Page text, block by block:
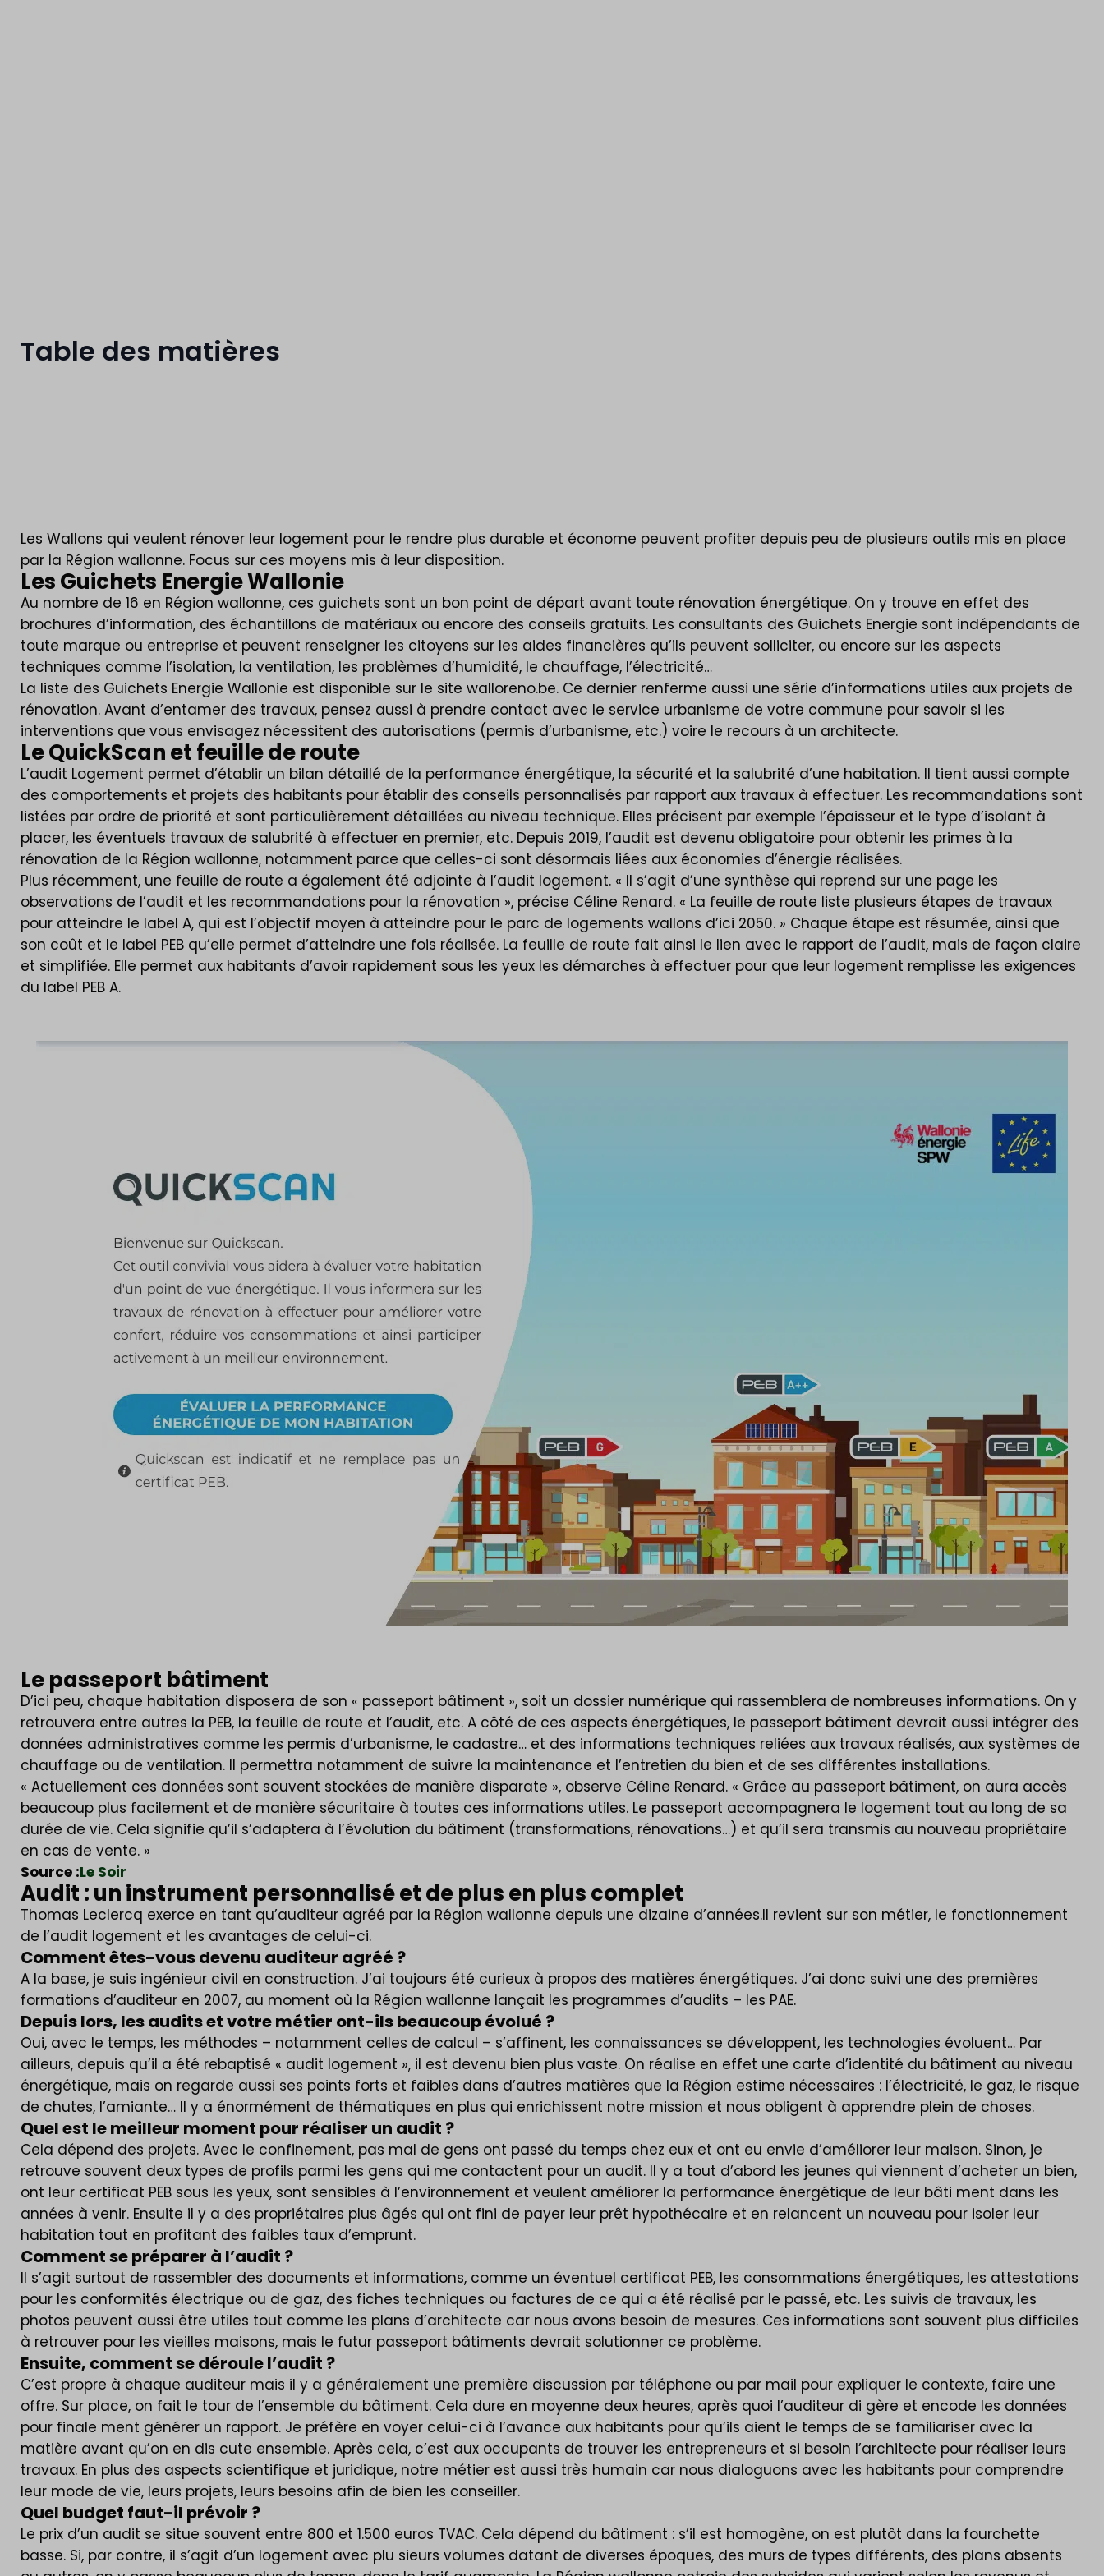
Table des matières
Les Wallons qui veulent rénover leur logement pour le rendre plus durable et économe peuvent profiter depuis peu de plusieurs outils mis en place
par la Région wallonne. Focus sur ces moyens mis à leur disposition.
Les Guichets Energie Wallonie
Au nombre de 16 en Région wallonne, ces guichets sont un bon point de départ avant toute rénovation énergétique. On y trouve en effet des
brochures d’information, des échantillons de matériaux ou encore des conseils gratuits. Les consultants des Guichets Energie sont indépendants de
toute marque ou entreprise et peuvent renseigner les citoyens sur les aides financières qu’ils peuvent solliciter, ou encore sur les aspects
techniques comme l’isolation, la ventilation, les problèmes d’humidité, le chauffage, l’électricité…
La liste des Guichets Energie Wallonie est disponible sur le site walloreno.be. Ce dernier renferme aussi une série d’informations utiles aux projets de
rénovation. Avant d’entamer des travaux, pensez aussi à prendre contact avec le service urbanisme de votre commune pour savoir si les
interventions que vous envisagez nécessitent des autorisations (permis d’urbanisme, etc.) voire le recours à un architecte.
Le QuickScan et feuille de route
L’audit Logement permet d’établir un bilan détaillé de la performance énergétique, la sécurité et la salubrité d’une habitation. Il tient aussi compte
des comportements et projets des habitants pour établir des conseils personnalisés par rapport aux travaux à effectuer. Les recommandations sont
listées par ordre de priorité et sont particulièrement détaillées au niveau technique. Elles précisent par exemple l’épaisseur et le type d’isolant à
placer, les éventuels travaux de salubrité à effectuer en premier, etc. Depuis 2019, l’audit est devenu obligatoire pour obtenir les primes à la
rénovation de la Région wallonne, notamment parce que celles-ci sont désormais liées aux économies d’énergie réalisées.
Plus récemment, une feuille de route a également été adjointe à l’audit logement. « Il s’agit d’une synthèse qui reprend sur une page les
observations de l’audit et les recommandations pour la rénovation », précise Céline Renard. « La feuille de route liste plusieurs étapes de travaux
pour atteindre le label A, qui est l’objectif moyen à atteindre pour le parc de logements wallons d’ici 2050. » Chaque étape est résumée, ainsi que
son coût et le label PEB qu’elle permet d’atteindre une fois réalisée. La feuille de route fait ainsi le lien avec le rapport de l’audit, mais de façon claire
et simplifiée. Elle permet aux habitants d’avoir rapidement sous les yeux les démarches à effectuer pour que leur logement remplisse les exigences
du label PEB A.
Le passeport bâtiment
D’ici peu, chaque habitation disposera de son « passeport bâtiment », soit un dossier numérique qui rassemblera de nombreuses informations. On y
retrouvera entre autres la PEB, la feuille de route et l’audit, etc. A côté de ces aspects énergétiques, le passeport bâtiment devrait aussi intégrer des
données administratives comme les permis d’urbanisme, le cadastre… et des informations techniques reliées aux travaux réalisés, aux systèmes de
chauffage ou de ventilation. Il permettra notamment de suivre la maintenance et l’entretien du bien et de ses différentes installations.
« Actuellement ces données sont souvent stockées de manière disparate », observe Céline Renard. « Grâce au passeport bâtiment, on aura accès
beaucoup plus facilement et de manière sécuritaire à toutes ces informations utiles. Le passeport accompagnera le logement tout au long de sa
durée de vie. Cela signifie qu’il s’adaptera à l’évolution du bâtiment (transformations, rénovations…) et qu’il sera transmis au nouveau propriétaire
en cas de vente. »
Source :Le Soir
Audit : un instrument personnalisé et de plus en plus complet
Thomas Leclercq exerce en tant qu’auditeur agréé par la Région wallonne depuis une dizaine d’années.Il revient sur son métier, le fonctionnement
de l’audit logement et les avantages de celui-ci.
Comment êtes-vous devenu auditeur agréé ?
A la base, je suis ingénieur civil en construction. J’ai toujours été curieux à propos des matières énergétiques. J’ai donc suivi une des premières
formations d’auditeur en 2007, au moment où la Région wallonne lançait les programmes d’audits – les PAE.
Depuis lors, les audits et votre métier ont-ils beaucoup évolué ?
Oui, avec le temps, les méthodes – notamment celles de calcul – s’affinent, les connaissances se développent, les technologies évoluent… Par
ailleurs, depuis qu’il a été rebaptisé « audit logement », il est devenu bien plus vaste. On réalise en effet une carte d’identité du bâtiment au niveau
énergétique, mais on regarde aussi ses points forts et faibles dans d’autres matières que la Région estime nécessaires : l’électricité, le gaz, le risque
de chutes, l’amiante… Il y a énormément de thématiques en plus qui enrichissent notre mission et nous obligent à apprendre plein de choses.
Quel est le meilleur moment pour réaliser un audit ?
Cela dépend des projets. Avec le confinement, pas mal de gens ont passé du temps chez eux et ont eu envie d’améliorer leur maison. Sinon, je
retrouve souvent deux types de profils parmi les gens qui me contactent pour un audit. Il y a tout d’abord les jeunes qui viennent d’acheter un bien,
ont leur certificat PEB sous les yeux, sont sensibles à l’environnement et veulent améliorer la performance énergétique de leur bâti ment dans les
années à venir. Ensuite il y a des propriétaires plus âgés qui ont fini de payer leur prêt hypothécaire et en relancent un nouveau pour isoler leur
habitation tout en profitant des faibles taux d’emprunt.
Comment se préparer à l’audit ?
Il s’agit surtout de rassembler des documents et informations, comme un éventuel certificat PEB, les consommations énergétiques, les attestations
pour les conformités électrique ou de gaz, des fiches techniques ou factures de ce qui a été réalisé par le passé, etc. Les suivis de travaux, les
photos peuvent aussi être utiles tout comme les plans d’architecte car nous avons besoin de mesures. Ces informations sont souvent plus difficiles
à retrouver pour les vieilles maisons, mais le futur passeport bâtiments devrait solutionner ce problème.
Ensuite, comment se déroule l’audit ?
C’est propre à chaque auditeur mais il y a généralement une première discussion par téléphone ou par mail pour expliquer le contexte, faire une
offre. Sur place, on fait le tour de l’ensemble du bâtiment. Cela dure en moyenne deux heures, après quoi l’auditeur di gère et encode les données
pour finale ment générer un rapport. Je préfère en voyer celui-ci à l’avance aux habitants pour qu’ils aient le temps de se familiariser avec la
matière avant qu’on en dis cute ensemble. Après cela, c’est aux occupants de trouver les entrepreneurs et si besoin l’architecte pour réaliser leurs
travaux. En plus des aspects scientifique et juridique, notre métier est aussi très humain car nous dialoguons avec les habitants pour comprendre
leur mode de vie, leurs projets, leurs besoins afin de bien les conseiller.
Quel budget faut-il prévoir ?
Le prix d’un audit se situe souvent entre 800 et 1.500 euros TVAC. Cela dépend du bâtiment : s’il est homogène, on est plutôt dans la fourchette
basse. Si, par contre, il s’agit d’un logement avec plu sieurs volumes datant de diverses époques, des murs de types différents, des plans absents